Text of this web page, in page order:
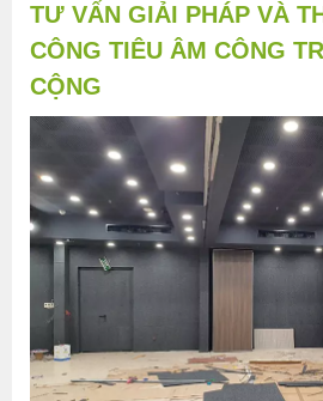
TƯ VẤN GIẢI PHÁP VÀ
CÔNG TIÊU ÂM CÔNG
CỘNG